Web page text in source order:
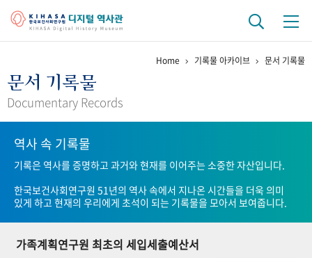
걸어온 길 기관 변천사
연구 역사
정책과 연구 키워드로 보는 연구 역사
연구자들
기록물 아카이브
사진 아카이브 문서 기록물 행정박물
Home 기록물 아카이브 문서 기록물
문서 기록물
Documentary Records
역사 속 기록물
기록은 역사를 증명하고 과거와 현재를 이어주는 소중한 자산입니다.
한국보건사회연구원 51년의 역사 속에서 지나온 시간들을 더욱 의미
있게 하고 현재의 우리에게 초석이 되는 기록물을 모아서 보여줍니다.
가족계획연구원 최초의 세입세출예산서